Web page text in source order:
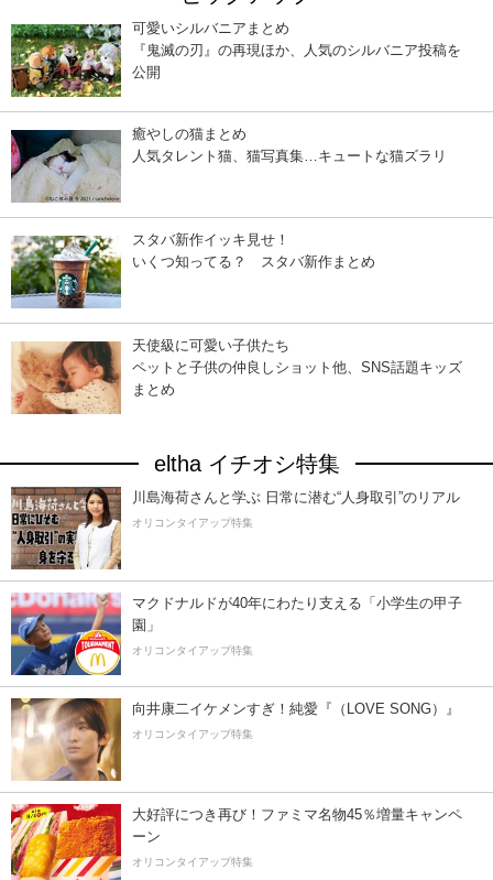
可愛いシルバニアまとめ
『鬼滅の刃』の再現ほか、人気のシルバニア投稿を
公開
癒やしの猫まとめ
人気タレント猫、猫写真集…キュートな猫ズラリ
スタバ新作イッキ見せ！
いくつ知ってる？ スタバ新作まとめ
天使級に可愛い子供たち
ペットと子供の仲良しショット他、SNS話題キッズ
まとめ
eltha イチオシ特集
川島海荷さんと学ぶ 日常に潜む“人身取引”のリアル
オリコンタイアップ特集
マクドナルドが40年にわたり支える「小学生の甲子
園」
オリコンタイアップ特集
向井康二イケメンすぎ！純愛『（LOVE SONG）』
オリコンタイアップ特集
大好評につき再び！ファミマ名物45％増量キャンペ
ーン
オリコンタイアップ特集